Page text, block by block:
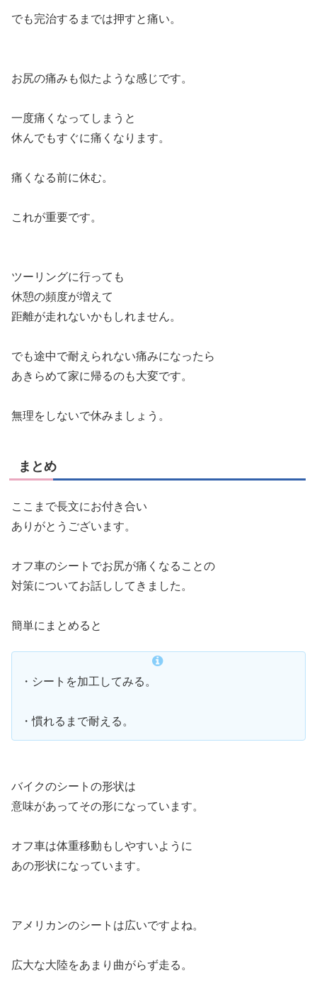
でも完治するまでは押すと痛い。
お尻の痛みも似たような感じです。
一度痛くなってしまうと
休んでもすぐに痛くなります。
痛くなる前に休む。
これが重要です。
ツーリングに行っても
休憩の頻度が増えて
距離が走れないかもしれません。
でも途中で耐えられない痛みになったら
あきらめて家に帰るのも大変です。
無理をしないで休みましょう。
まとめ
ここまで長文にお付き合い
ありがとうございます。
オフ車のシートでお尻が痛くなることの
対策についてお話ししてきました。
簡単にまとめると
・シートを加工してみる。
・慣れるまで耐える。
バイクのシートの形状は
意味があってその形になっています。
オフ車は体重移動もしやすいように
あの形状になっています。
アメリカンのシートは広いですよね。
広大な大陸をあまり曲がらず走る。